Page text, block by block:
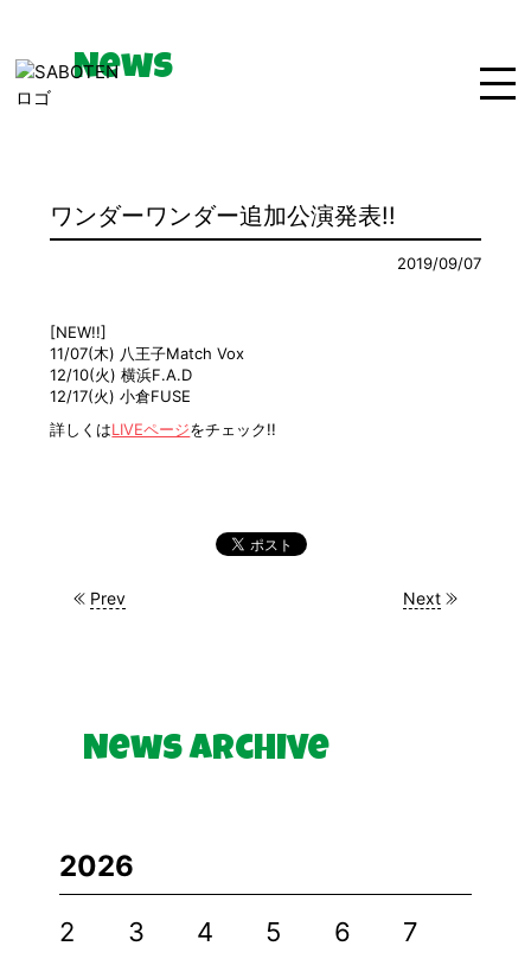
Bio Media
News
ワンダーワンダー追加公演発表!!
2019/09/07
[NEW!!]
11/07(木) 八王子Match Vox
12/10(火) 横浜F.A.D
12/17(火) 小倉FUSE
詳しくはLIVEページをチェック!!
Next
Prev
News Archive
2026
2 3 4 5 6 7